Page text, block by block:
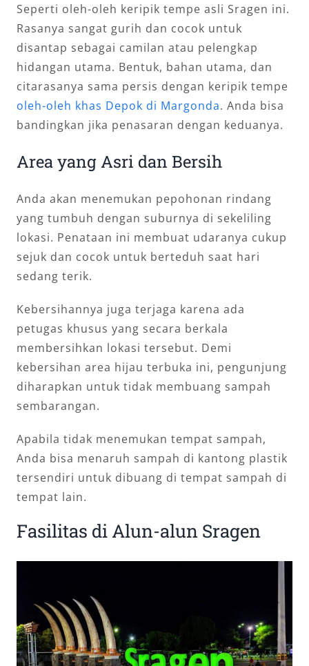
Seperti oleh-oleh keripik tempe asli Sragen ini.
Rasanya sangat gurih dan cocok untuk
disantap sebagai camilan atau pelengkap
hidangan utama. Bentuk, bahan utama, dan
citarasanya sama persis dengan keripik tempe
oleh-oleh khas Depok di Margonda. Anda bisa
bandingkan jika penasaran dengan keduanya.
Area yang Asri dan Bersih
Anda akan menemukan pepohonan rindang
yang tumbuh dengan suburnya di sekeliling
lokasi. Penataan ini membuat udaranya cukup
sejuk dan cocok untuk berteduh saat hari
sedang terik.
Kebersihannya juga terjaga karena ada
petugas khusus yang secara berkala
membersihkan lokasi tersebut. Demi
kebersihan area hijau terbuka ini, pengunjung
diharapkan untuk tidak membuang sampah
sembarangan.
Apabila tidak menemukan tempat sampah,
Anda bisa menaruh sampah di kantong plastik
tersendiri untuk dibuang di tempat sampah di
tempat lain.
Fasilitas di Alun-alun Sragen